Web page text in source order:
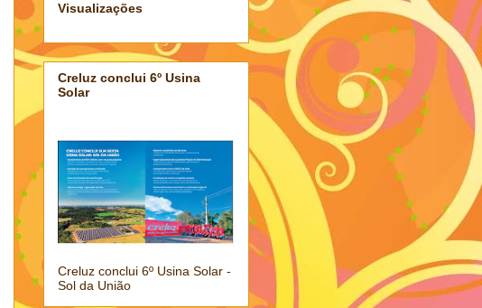
Visualizações
Creluz conclui 6º Usina
Solar
Creluz conclui 6º Usina Solar -
Sol da União